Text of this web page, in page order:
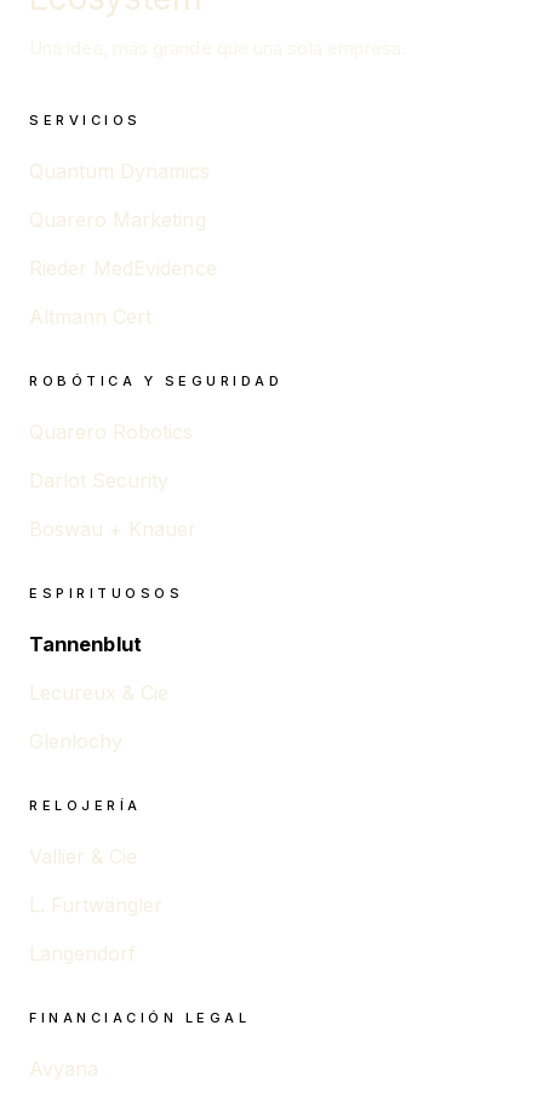
SERVICIOS
Quantum Dynamics
Quarero Marketing
Rieder MedEvidence
Altmann Cert
ROBÓTICA Y SEGURIDAD
Quarero Robotics
Darlot Security
Boswau + Knauer
ESPIRITUOSOS
Tannenblut
Lecureux & Cie
Glenlochy
RELOJERÍA
Vallier & Cie
L. Furtwängler
Langendorf
FINANCIACIÓN LEGAL
Avyana